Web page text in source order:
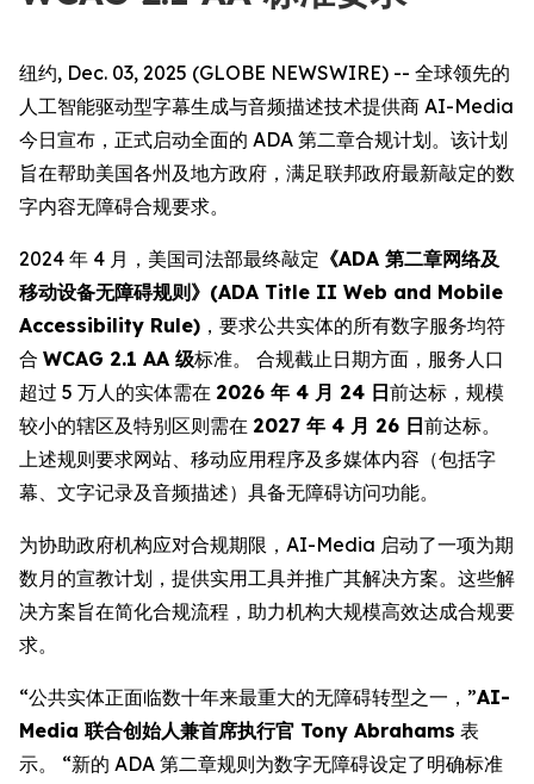
纽约, Dec. 03, 2025 (GLOBE NEWSWIRE) -- 全球领先的
人工智能驱动型字幕生成与音频描述技术提供商 AI-Media
今日宣布，正式启动全面的 ADA 第二章合规计划。该计划
旨在帮助美国各州及地方政府，满足联邦政府最新敲定的数
字内容无障碍合规要求。
2024 年 4 月，美国司法部最终敲定 《ADA 第二章网络及
移动设备无障碍规则》(ADA Title II Web and Mobile
Accessibility Rule) ，要求公共实体的所有数字服务均符
合 WCAG 2.1 AA 级标准。 合规截止日期方面，服务人口
超过 5 万人的实体需在 2026 年 4 月 24 日前达标，规模
较小的辖区及特别区则需在 2027 年 4 月 26 日前达标。
上述规则要求网站、移动应用程序及多媒体内容（包括字
幕、文字记录及音频描述）具备无障碍访问功能。
为协助政府机构应对合规期限，AI-Media 启动了一项为期
数月的宣教计划，提供实用工具并推广其解决方案。这些解
决方案旨在简化合规流程，助力机构大规模高效达成合规要
求。
“公共实体正面临数十年来最重大的无障碍转型之一，”AI-
Media 联合创始人兼首席执行官 Tony Abrahams 表
示。 “新的 ADA 第二章规则为数字无障碍设定了明确标准